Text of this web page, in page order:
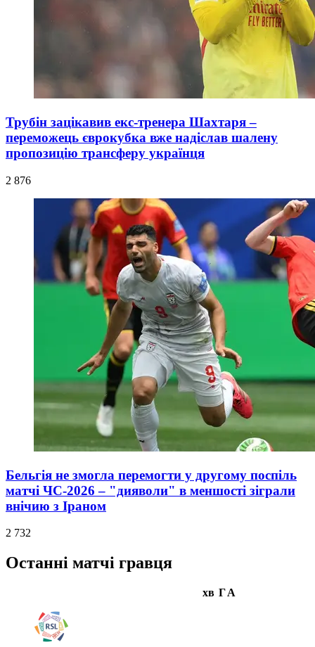
Трубін зацікавив екс-тренера Шахтаря –
переможець єврокубка вже надіслав шалену
пропозицію трансферу українця
2 876
Бельгія не змогла перемогти у другому поспіль
матчі ЧС-2026 – "дияволи" в меншості зіграли
внічию з Іраном
2 732
Останні матчі гравця
хв ГА